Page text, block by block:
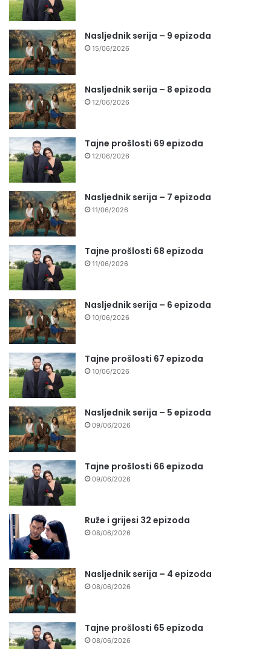
Nasljednik serija – 9 epizoda
15/06/2026
Nasljednik serija – 8 epizoda
12/06/2026
Tajne prošlosti 69 epizoda
12/06/2026
Nasljednik serija – 7 epizoda
11/06/2026
Tajne prošlosti 68 epizoda
11/06/2026
Nasljednik serija – 6 epizoda
10/06/2026
Tajne prošlosti 67 epizoda
10/06/2026
Nasljednik serija – 5 epizoda
09/06/2026
Tajne prošlosti 66 epizoda
09/06/2026
Ruže i grijesi 32 epizoda
08/06/2026
Nasljednik serija – 4 epizoda
08/06/2026
Tajne prošlosti 65 epizoda
08/06/2026